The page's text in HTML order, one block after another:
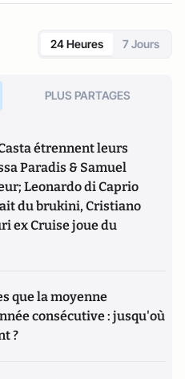
24 Heures 7 Jours
PLUS PARTAGES
étrennent leurs
Paradis & Samuel
Leonardo di Caprio
du brukini, Cristiano
ex Cruise joue du
que la moyenne
consécutive : jusqu'où
?